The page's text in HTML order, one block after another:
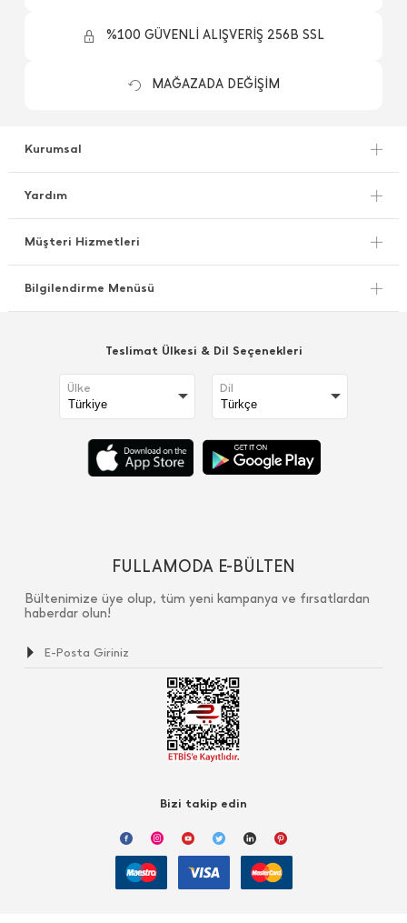
%100 GÜVENLİ ALIŞVERİŞ 256B SSL
MAĞAZADA DEĞİŞİM
Kurumsal
Yardım
Müşteri Hizmetleri
Bilgilendirme Menüsü
Teslimat Ülkesi & Dil Seçenekleri
Ülke Dil
FULLAMODA E-BÜLTEN
Bültenimize üye olup, tüm yeni kampanya ve fırsatlardan
haberdar olun!
Bizi takip edin